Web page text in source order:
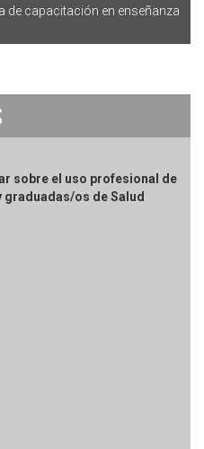
de capacitación en enseñanza
sobre el uso profesional de
graduadas/os de Salud